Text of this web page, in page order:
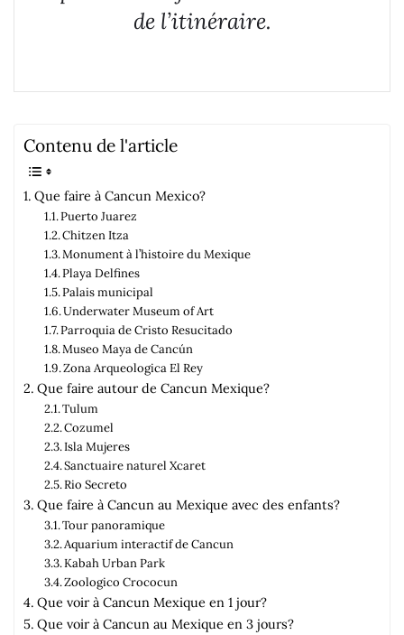
de l’itinéraire.
Contenu de l'article
Que faire à Cancun Mexico?
Puerto Juarez
Chitzen Itza
Monument à l’histoire du Mexique
Playa Delfines
Palais municipal
Underwater Museum of Art
Parroquia de Cristo Resucitado
Museo Maya de Cancún
Zona Arqueologica El Rey
Que faire autour de Cancun Mexique?
Tulum
Cozumel
Isla Mujeres
Sanctuaire naturel Xcaret
Rio Secreto
Que faire à Cancun au Mexique avec des enfants?
Tour panoramique
Aquarium interactif de Cancun
Kabah Urban Park
Zoologico Crococun
Que voir à Cancun Mexique en 1 jour?
Que voir à Cancun au Mexique en 3 jours?